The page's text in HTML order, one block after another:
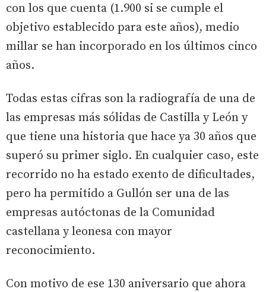
con los que cuenta (1.900 si se cumple el
objetivo establecido para este años), medio
millar se han incorporado en los últimos cinco
años.
Todas estas cifras son la radiografía de una de
las empresas más sólidas de Castilla y León y
que tiene una historia que hace ya 30 años que
superó su primer siglo. En cualquier caso, este
recorrido no ha estado exento de dificultades,
pero ha permitido a Gullón ser una de las
empresas autóctonas de la Comunidad
castellana y leonesa con mayor
reconocimiento.
Con motivo de ese 130 aniversario que ahora